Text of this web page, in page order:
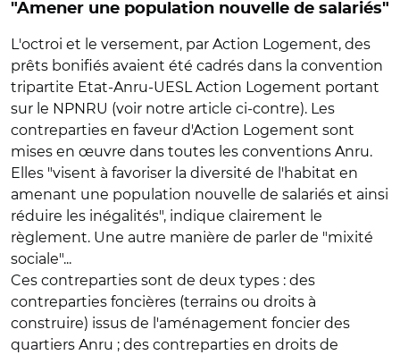
"Amener une population nouvelle de salariés"
L'octroi et le versement, par Action Logement, des
prêts bonifiés avaient été cadrés dans la convention
tripartite Etat-Anru-UESL Action Logement portant
sur le NPNRU (voir notre article ci-contre). Les
contreparties en faveur d'Action Logement sont
mises en œuvre dans toutes les conventions Anru.
Elles "visent à favoriser la diversité de l'habitat en
amenant une population nouvelle de salariés et ainsi
réduire les inégalités", indique clairement le
règlement. Une autre manière de parler de "mixité
sociale"...
Ces contreparties sont de deux types : des
contreparties foncières (terrains ou droits à
construire) issus de l'aménagement foncier des
quartiers Anru ; des contreparties en droits de